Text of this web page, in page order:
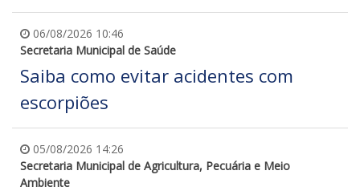
06/08/2026 10:46
Secretaria Municipal de Saúde
Saiba como evitar acidentes com
escorpiões
05/08/2026 14:26
Secretaria Municipal de Agricultura, Pecuária e Meio
Ambiente